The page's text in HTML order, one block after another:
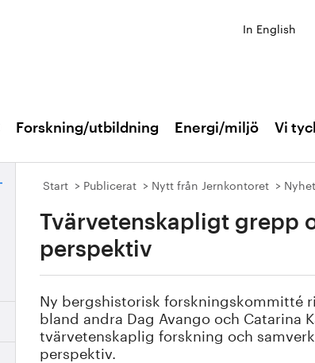
In English
Forskning/utbildning Energi/miljö Vi
Start Publicerat Nytt från Jernkontoret
Tvärvetenskapligt grepp
perspektiv
Ny bergshistorisk forskningskommitté
bland andra Dag Avango och Catarina
tvärvetenskaplig forskning och
perspektiv.